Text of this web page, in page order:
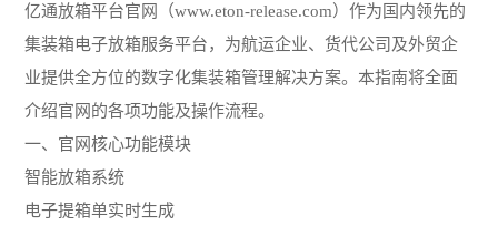
亿通放箱平台官网（www.eton-release.com）作为国内领先的
集装箱电子放箱服务平台，为航运企业、货代公司及外贸企
业提供全方位的数字化集装箱管理解决方案。本指南将全面
介绍官网的各项功能及操作流程。
一、官网核心功能模块
智能放箱系统
电子提箱单实时生成